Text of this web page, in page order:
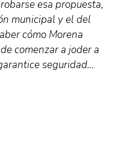
esa propuesta,
municipal y el del
cómo Morena
comenzar a joder a
seguridad…